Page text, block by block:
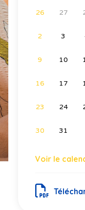
26 27
2 3
9 10
16 17
23 24
30 31
Voir le